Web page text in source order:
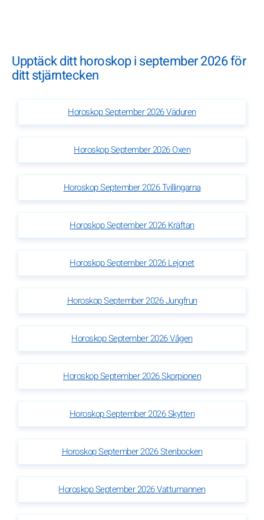
Upptäck ditt horoskop i september 2026 för
ditt stjärntecken
Horoskop September 2026 Väduren
Horoskop September 2026 Oxen
Horoskop September 2026 Tvillingarna
Horoskop September 2026 Kräftan
Horoskop September 2026 Lejonet
Horoskop September 2026 Jungfrun
Horoskop September 2026 Vågen
Horoskop September 2026 Skorpionen
Horoskop September 2026 Skytten
Horoskop September 2026 Stenbocken
Horoskop September 2026 Vattumannen